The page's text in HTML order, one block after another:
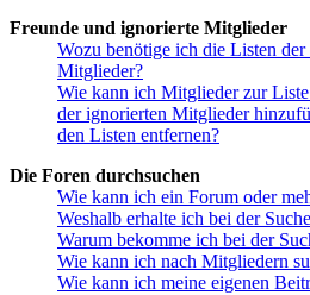
Freunde und ignorierte Mitglieder
Wozu benötige ich die Listen
Mitglieder?
Wie kann ich Mitglieder zur
der ignorierten Mitglieder
den Listen entfernen?
Die Foren durchsuchen
Wie kann ich ein Forum oder
Weshalb erhalte ich bei der
Warum bekomme ich bei der
Wie kann ich nach Mitgliedern
Wie kann ich meine eigenen